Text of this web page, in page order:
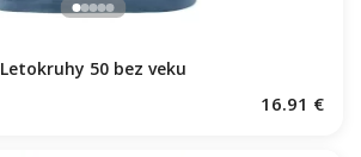
Letokruhy 50 bez veku
16.91 €